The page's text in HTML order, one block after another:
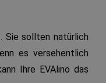
Sie sollten natürlich
es versehentlich
Ihre EVAlino das